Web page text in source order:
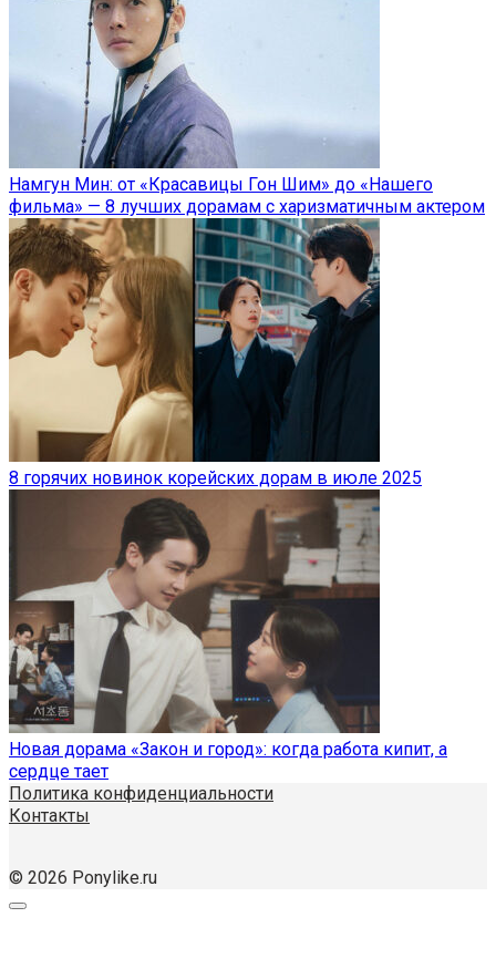
Намгун Мин: от «Красавицы Гон Шим» до «Нашего
фильма» — 8 лучших дорамам с харизматичным актером
8 горячих новинок корейских дорам в июле 2025
Новая дорама «Закон и город»: когда работа кипит, а
сердце тает
Политика конфиденциальности
Контакты
© 2026 Ponylike.ru